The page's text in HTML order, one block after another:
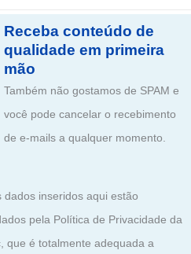
Receba conteúdo de
qualidade em primeira
mão
Também não gostamos de SPAM e
você pode cancelar o recebimento
de e-mails a qualquer momento.
dados inseridos aqui estão
pela Política de Privacidade da
que é totalmente adequada a